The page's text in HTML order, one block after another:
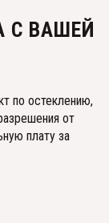
С ВАШЕЙ
по остеклению,
от
плату за